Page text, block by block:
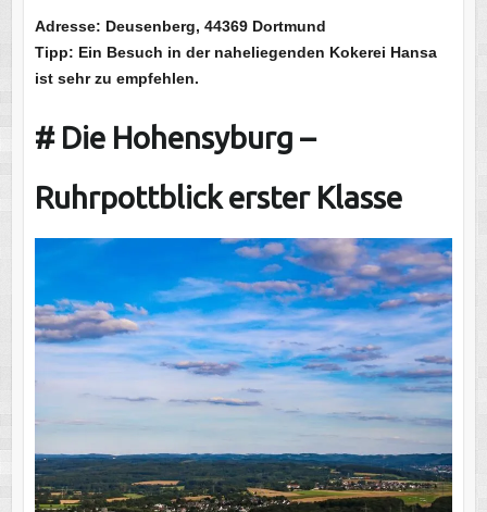
Adresse: Deusenberg, 44369 Dortmund
Tipp: Ein Besuch in der naheliegenden Kokerei Hansa
ist sehr zu empfehlen.
# Die Hohensyburg –
Ruhrpottblick erster Klasse